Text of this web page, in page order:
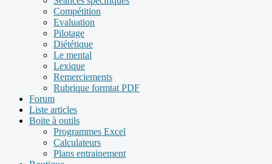
Compétition
Evaluation
Pilotage
Diététique
Le mental
Lexique
Remerciements
Rubrique formtat PDF
Forum
Liste articles
Boite à outils
Programmes Excel
Calculateurs
Plans entrainement